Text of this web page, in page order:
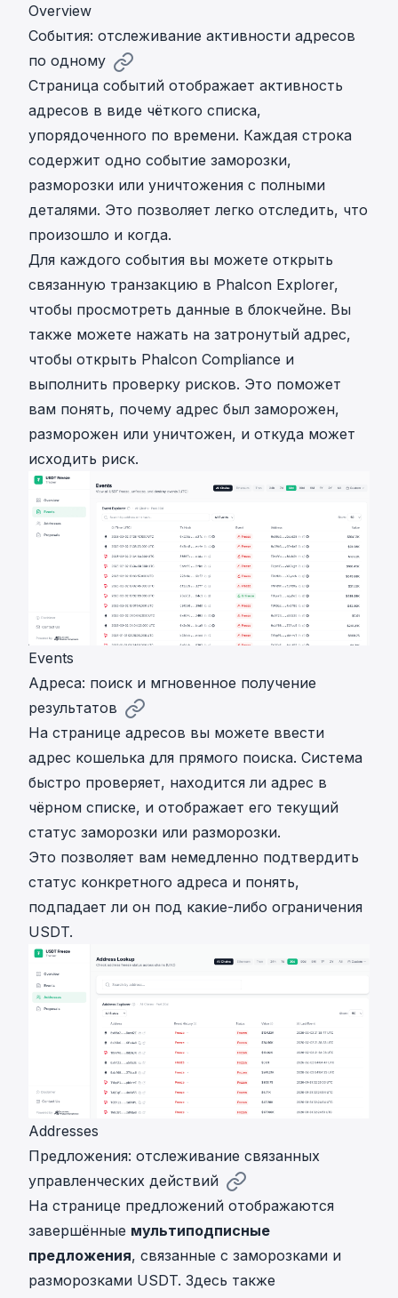
Overview
События: отслеживание активности адресов
по одному
Страница событий отображает активность
адресов в виде чёткого списка,
упорядоченного по времени. Каждая строка
содержит одно событие заморозки,
разморозки или уничтожения с полными
деталями. Это позволяет легко отследить, что
произошло и когда.
Для каждого события вы можете открыть
связанную транзакцию в Phalcon Explorer,
чтобы просмотреть данные в блокчейне. Вы
также можете нажать на затронутый адрес,
чтобы открыть Phalcon Compliance и
выполнить проверку рисков. Это поможет
вам понять, почему адрес был заморожен,
разморожен или уничтожен, и откуда может
исходить риск.
Events
Адреса: поиск и мгновенное получение
результатов
На странице адресов вы можете ввести
адрес кошелька для прямого поиска. Система
быстро проверяет, находится ли адрес в
чёрном списке, и отображает его текущий
статус заморозки или разморозки.
Это позволяет вам немедленно подтвердить
статус конкретного адреса и понять,
подпадает ли он под какие-либо ограничения
USDT.
Addresses
Предложения: отслеживание связанных
управленческих действий
На странице предложений отображаются
завершённые мультиподписные
предложения, связанные с заморозками и
разморозками USDT. Здесь также